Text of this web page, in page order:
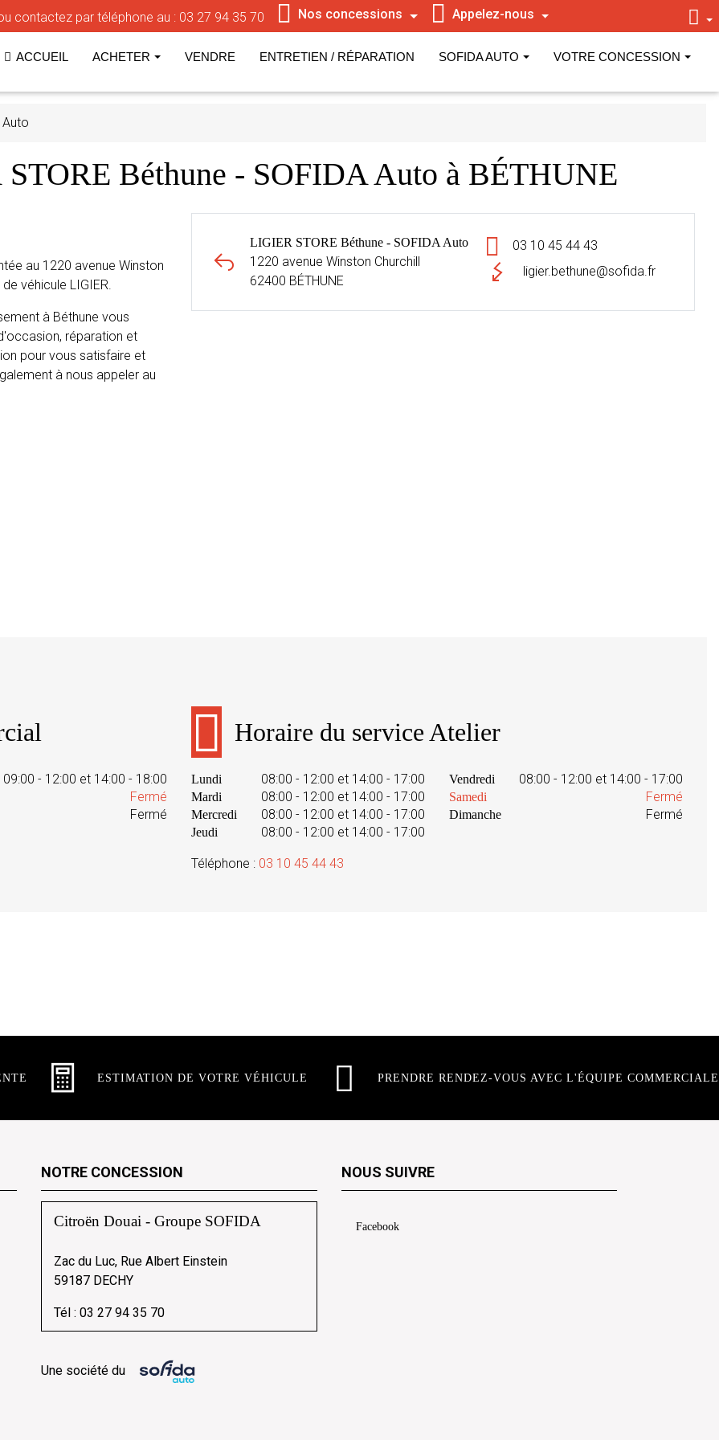
contactez par téléphone au : 03 27 94 35 70 Nos concessions Appelez-nous
ACCUEIL ACHETER VENDRE ENTRETIEN / RÉPARATION SOFIDA AUTO VOTRE CONCESSION
Auto
Béthune - SOFIDA Auto à BÉTHUNE
LIGIER STORE Béthune - SOFIDA Auto
1220 avenue Winston Churchill
62400 BÉTHUNE
03 10 45 44 43
ligier.bethune@sofida.fr
au 1220 avenue Winston
véhicule LIGIER.
à Béthune vous
réparation et
pour vous satisfaire et
à nous appeler au
09:00 - 12:00 et 14:00 - 18:00
Fermé
Fermé
Horaire du service Atelier
Lundi 08:00 - 12:00 et 14:00 - 17:00
Mardi 08:00 - 12:00 et 14:00 - 17:00
Mercredi 08:00 - 12:00 et 14:00 - 17:00
Jeudi 08:00 - 12:00 et 14:00 - 17:00
Vendredi 08:00 - 12:00 et 14:00 - 17:00
Samedi Fermé
Dimanche Fermé
Téléphone : 03 10 45 44 43
ESTIMATION DE VOTRE VÉHICULE PRENDRE RENDEZ-VOUS AVEC L'ÉQUIPE COMMERCIALE
NOTRE CONCESSION
Citroën Douai - Groupe SOFIDA
Zac du Luc, Rue Albert Einstein
59187 DECHY
Tél :03 27 94 35 70
Une société du
NOUS SUIVRE
Facebook